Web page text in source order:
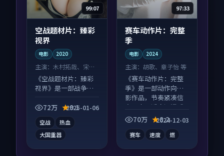
99:07
空战题材片：臻彩
视界
电影 2020
主演： 木村拓哉、宋慧
乔 等
《空战题材片：臻彩
视界》是一部战争向
齐全，观感爽快不拖
72万 9.1
2025-01-06
空战
热血
大国重器
97:33
赛车动作片：完整
季
电影 2024
主演： 胡歌、章子怡 等
《赛车动作片：完整
季》是一部动作向电
影作品，节奏紧凑信
息量大，适合沉浸式
追看。
70万 8.2
2024-12-03
赛车 速度 燃